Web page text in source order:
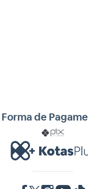
Forma de